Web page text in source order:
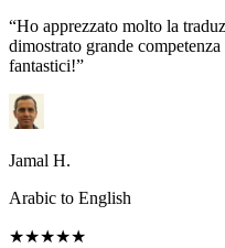
“Ho apprezzato molto la
dimostrato grande
fantastici!”
Jamal H.
Arabic to English
★★★★★